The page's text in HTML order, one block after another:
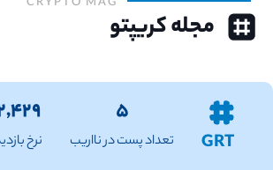
مجله کریپتو
GRT
۵
تعداد پست در نااریب نرخ